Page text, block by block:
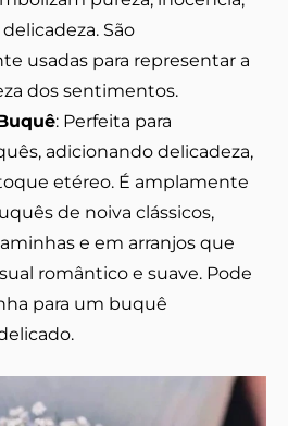
São
usadas para representar a
dos sentimentos.
: Perfeita para
adicionando delicadeza,
etéreo. É amplamente
de noiva clássicos,
e em arranjos que
romântico e suave. Pode
para um buquê